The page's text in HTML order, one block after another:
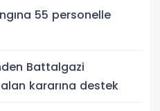
55 personelle
Battalgazi
kararına destek